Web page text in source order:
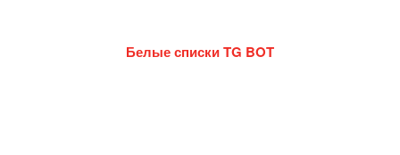
Белые списки TG BOT